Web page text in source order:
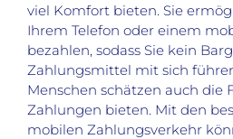
viel Komfort bieten. Sie
Ihrem Telefon oder einem
bezahlen, sodass Sie kein
Zahlungsmittel mit sich
Menschen schätzen auch die
Zahlungen bieten. Mit den
mobilen Zahlungsverkehr